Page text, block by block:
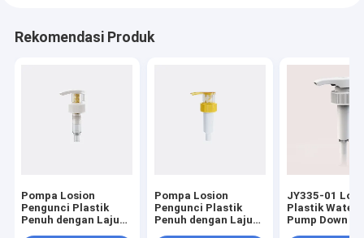
Rekomendasi Produk
Pompa Losion
Pengunci Plastik
Penuh dengan Laju
Pompa Losion
Pengunci Plastik
Penuh dengan Laju
JY335-01
Plastik
Pump Down